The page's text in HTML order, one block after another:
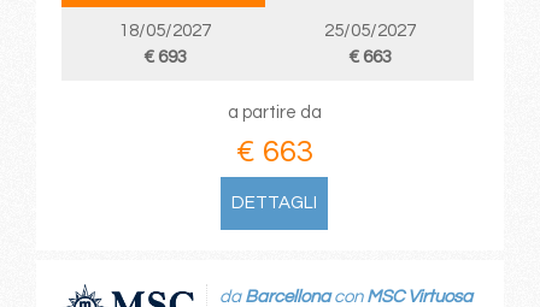
18/05/2027
€ 693
25/05/2027
€ 663
a partire da
€ 663
DETTAGLI
da Barcellonacon MSC Virtuosa